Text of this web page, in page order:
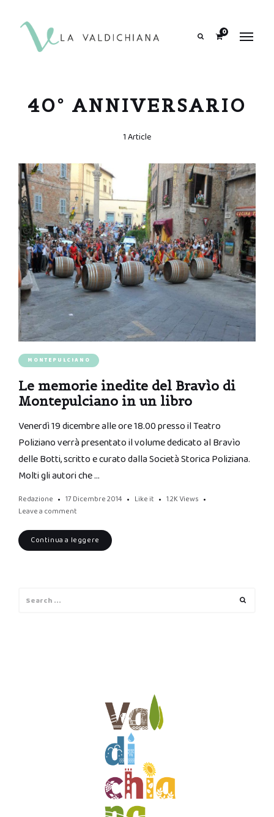
0
40° ANNIVERSARIO
1 Article
MONTEPULCIANO
Le memorie inedite del Bravìo di
Montepulciano in un libro
Venerdì 19 dicembre alle ore 18.00 presso il Teatro
Poliziano verrà presentato il volume dedicato al Bravìo
delle Botti, scritto e curato dalla Società Storica Poliziana.
Molti gli autori che …
Redazione 17 Dicembre 2014 Like it 1.2K Views
Leave a comment
Continua a leggere
for: